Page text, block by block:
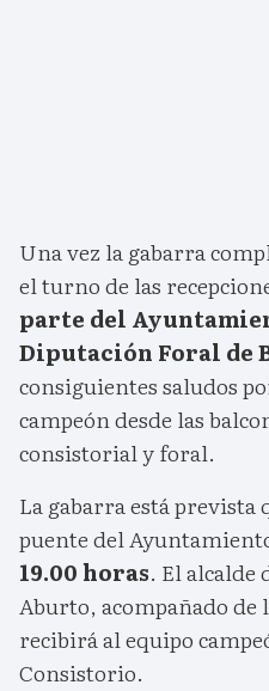
Una vez la gabarra
el turno de las
parte del
Diputación Foral de
consiguientes saludos
campeón desde las
consistorial y foral.
La gabarra está prevista
puente del
19.00 horas. El alcalde
Aburto, acompañado
recibirá al equipo
Consistorio.